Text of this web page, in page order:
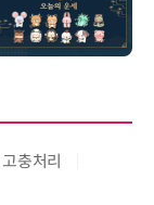
고충처리